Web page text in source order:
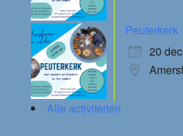
Peuterkerk
20
Alle activiteiten